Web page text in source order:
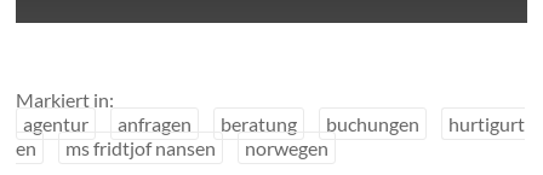
Markiert in:
agentur
anfragen beratung buchungen
hurtigurt
en
ms fridtjof nansen norwegen